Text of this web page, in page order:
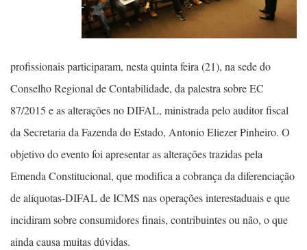
profissionais participaram, nesta quinta feira (21), na sede do
Conselho Regional de Contabilidade, da palestra sobre EC
87/2015 e as alterações no DIFAL, ministrada pelo auditor fiscal
da Secretaria da Fazenda do Estado, Antonio Eliezer Pinheiro. O
objetivo do evento foi apresentar as alterações trazidas pela
Emenda Constitucional, que modifica a cobrança da diferenciação
de alíquotas-DIFAL de ICMS nas operações interestaduais e que
incidiram sobre consumidores finais, contribuintes ou não, o que
ainda causa muitas dúvidas.